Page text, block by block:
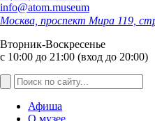
info@atom.museum
Москва, проспект Мира 119,
Вторник-Воскресенье
с 10:00 до 21:00 (вход до 20:00)
Афиша
О музее